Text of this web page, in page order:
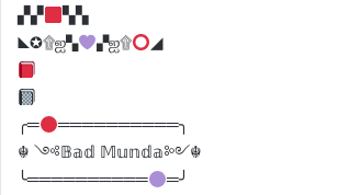
▞▞
▚▚
◣✪۩ஐ▚
▞ஐ۩ ◢
╭═
══════════╮
☬ ༺𝔹𝕒𝕕 𝕄𝕦𝕟𝕕𝕒༻☬
╰══════════
═╯